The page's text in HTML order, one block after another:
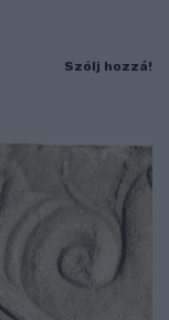
Szólj hozzá!